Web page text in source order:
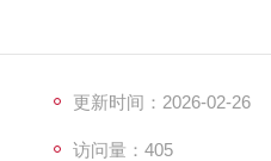
时流体的流出。操作也很易。
更新时间：2026-02-26
访问量：405